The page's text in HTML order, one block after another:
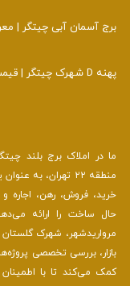
برج آسمان آبی چیتگر |
پهنه D شهرک چیتگر | قیمت، موقعیت، مزایا و شرایط خرید و فروش
منطقه ۲۲ تهران، به
خرید، فروش، رهن، اجاره
حال ساخت را ارائه
بازار، بررسی تخصصی پروژه‌ها
کمک می‌کند تا با اطمینان